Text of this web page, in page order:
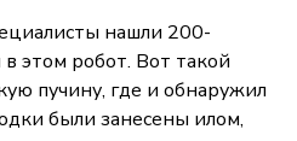
нашли 200-
этом робот. Вот такой
пучину, где и обнаружил
были занесены илом,